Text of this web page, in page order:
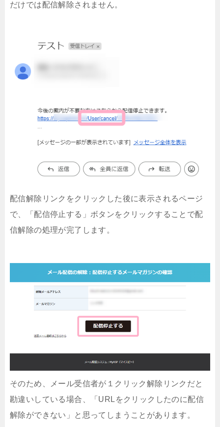
だけでは配信解除されません。
配信解除リンクをクリックした後に表示されるページ
で、「配信停止する」ボタンをクリックすることで配
信解除の処理が完了します。
そのため、メール受信者が１クリック解除リンクだと
勘違いしている場合、「URLをクリックしたのに配信
解除ができない」と思ってしまうことがあります。